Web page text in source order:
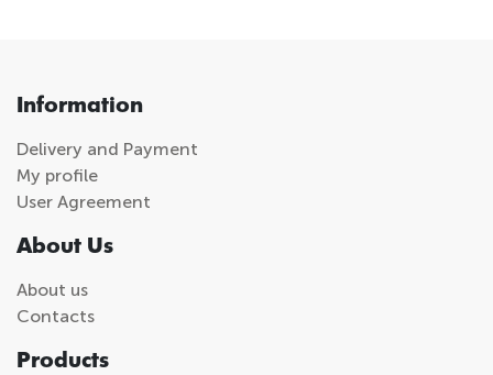
Information
Delivery and Payment
My profile
User Agreement
About Us
About us
Contacts
Products